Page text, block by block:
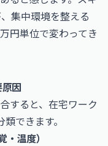
集中環境を整える
円単位で変わってき
因
すると、在宅ワーク
できます。
温度）